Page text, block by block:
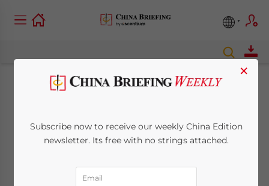
nuova legge sugli
×
Subscribe now to receive our weekly China Edition
newsletter. Its free with no strings attached.